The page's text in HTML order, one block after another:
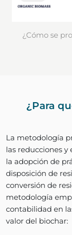
¿Cómo se
¿Para
La metodología
las reducciones
la adopción de
disposición de
conversión de
metodología
contabilidad en
valor del biochar: